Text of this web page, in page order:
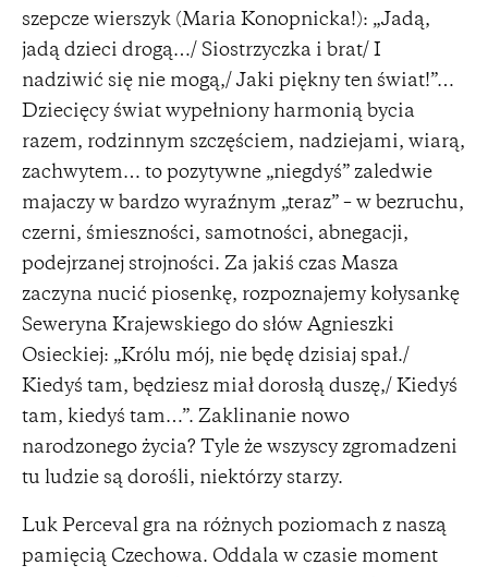
szepcze wierszyk (Maria Konopnicka!): „Jadą,
jadą dzieci drogą…/ Siostrzyczka i brat/ I
nadziwić się nie mogą,/ Jaki piękny ten świat!”…
Dziecięcy świat wypełniony harmonią bycia
razem, rodzinnym szczęściem, nadziejami, wiarą,
zachwytem… to pozytywne „niegdyś” zaledwie
majaczy w bardzo wyraźnym „teraz” – w bezruchu,
czerni, śmieszności, samotności, abnegacji,
podejrzanej strojności. Za jakiś czas Masza
zaczyna nucić piosenkę, rozpoznajemy kołysankę
Seweryna Krajewskiego do słów Agnieszki
Osieckiej: „Królu mój, nie będę dzisiaj spał./
Kiedyś tam, będziesz miał dorosłą duszę,/ Kiedyś
tam, kiedyś tam…”. Zaklinanie nowo
narodzonego życia? Tyle że wszyscy zgromadzeni
tu ludzie są dorośli, niektórzy starzy.
Luk Perceval gra na różnych poziomach z naszą
pamięcią Czechowa. Oddala w czasie moment